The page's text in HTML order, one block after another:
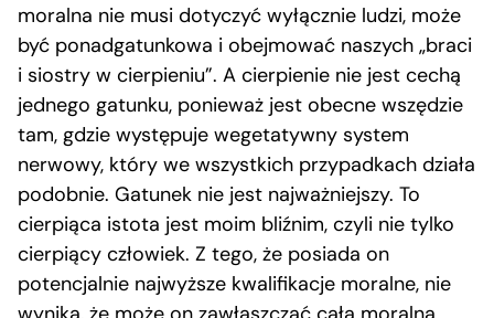
moralna nie musi dotyczyć wyłącznie ludzi, może
być ponadgatunkowa i obejmować naszych „braci
i siostry w cierpieniu”. A cierpienie nie jest cechą
jednego gatunku, ponieważ jest obecne wszędzie
tam, gdzie występuje wegetatywny system
nerwowy, który we wszystkich przypadkach działa
podobnie. Gatunek nie jest najważniejszy. To
cierpiąca istota jest moim bliźnim, czyli nie tylko
cierpiący człowiek. Z tego, że posiada on
potencjalnie najwyższe kwalifikacje moralne, nie